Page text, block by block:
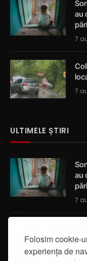
Folosim cookie-
experiența de
au
7
7
ULTIMELE ȘTIRI
au
7
7